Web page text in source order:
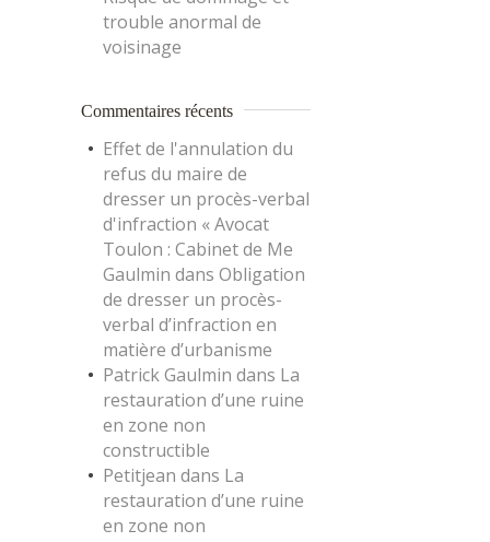
trouble anormal de
voisinage
Commentaires récents
Effet de l'annulation du
refus du maire de
dresser un procès-verbal
d'infraction « Avocat
Toulon : Cabinet de Me
Gaulmin dans Obligation
de dresser un procès-
verbal d’infraction en
matière d’urbanisme
Patrick Gaulmin dans La
restauration d’une ruine
en zone non
constructible
Petitjean dans La
restauration d’une ruine
en zone non